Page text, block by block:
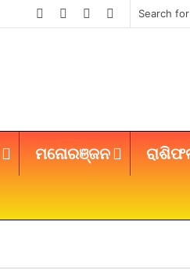
Instagram
YouTube
Twitter
Facebook
ମନୋରଞ୍ଜନ